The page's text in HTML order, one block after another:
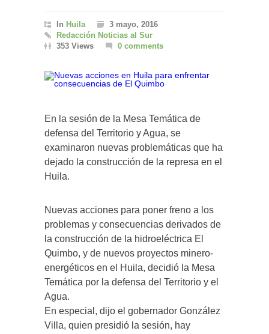
In Huila
3 mayo, 2016
Redacción Noticias al Sur
353 Views
0 comments
En la sesión de la Mesa Temática de
defensa del Territorio y Agua, se
examinaron nuevas problemáticas que ha
dejado la construcción de la represa en el
Huila.
Nuevas acciones para poner freno a los
problemas y consecuencias derivados de
la construcción de la hidroeléctrica El
Quimbo, y de nuevos proyectos minero-
energéticos en el Huila, decidió la Mesa
Temática por la defensa del Territorio y el
Agua.
En especial, dijo el gobernador González
Villa, quien presidió la sesión, hay